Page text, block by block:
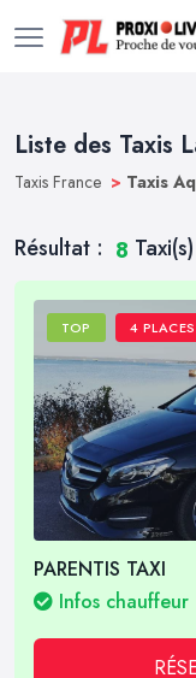
Liste des Taxis
Taxis France > Taxis
Résultat : 8 Taxi(s)
TOP 4 PLACES
PARENTIS TAXI
Infos chauffeur